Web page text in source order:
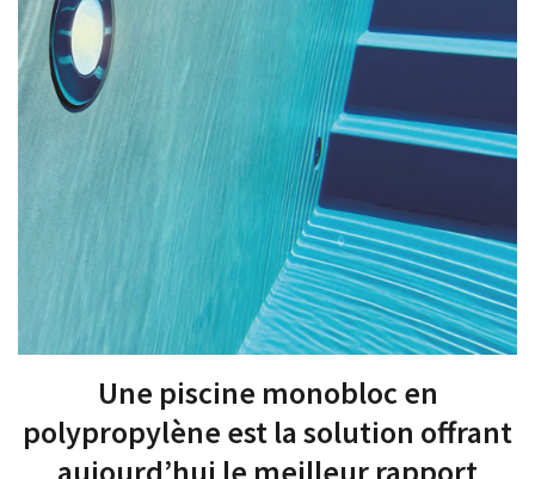
Une piscine monobloc en
polypropylène est la solution offrant
aujourd’hui le meilleur rapport